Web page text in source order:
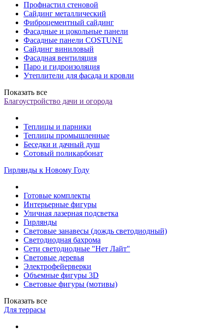
Профнастил стеновой
Сайдинг металлический
Фиброцементный сайдинг
Фасадные и цокольные панели
Фасадные панели COSTUNE
Сайдинг виниловый
Фасадная вентиляция
Паро и гидроизоляция
Утеплители для фасада и кровли
Показать все
Благоустройство дачи и огорода
Теплицы и парники
Теплицы промышленные
Беседки и дачный душ
Сотовый поликарбонат
Гирлянды к Новому Году
Готовые комплекты
Интерьерные фигуры
Уличная лазерная подсветка
Гирлянды
Световые занавесы (дождь светодиодный)
Светодиодная бахрома
Сети светодиодные "Нет Лайт"
Световые деревья
Электрофейерверки
Объемные фигуры 3D
Световые фигуры (мотивы)
Показать все
Для террасы